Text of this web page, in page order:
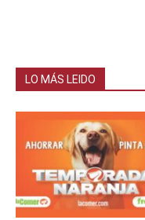
LO MÁS LEIDO